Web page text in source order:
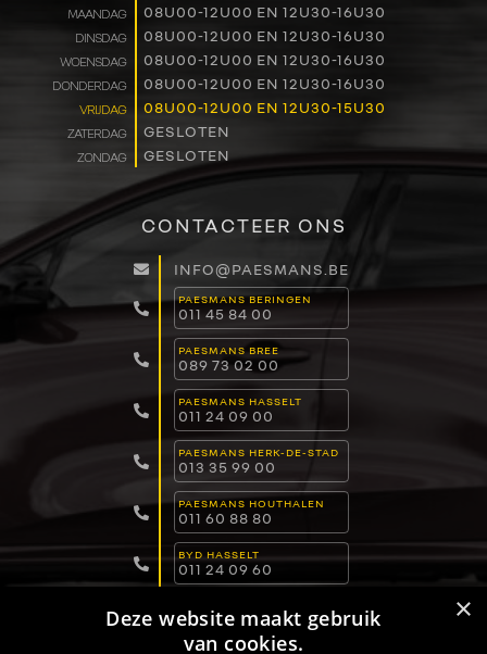
WERKEN BIJ
CONTACT
MAANDAG 08U00-12U00 EN 12U30-16U30
DINSDAG 08U00-12U00 EN 12U30-16U30
WOENSDAG 08U00-12U00 EN 12U30-16U30
DONDERDAG 08U00-12U00 EN 12U30-16U30
VRIJDAG 08U00-12U00 EN 12U30-15U30
ZATERDAG GESLOTEN
ZONDAG GESLOTEN
CONTACTEER ONS
INFO@PAESMANS.BE
PAESMANS BERINGEN
011 45 84 00
PAESMANS BREE
089 73 02 00
PAESMANS HASSELT
011 24 09 00
PAESMANS HERK-DE-STAD
013 35 99 00
PAESMANS HOUTHALEN
011 60 88 80
BYD HASSELT
011 24 09 60
011 15 04 00 ×
Deze website maakt gebruik
van cookies.